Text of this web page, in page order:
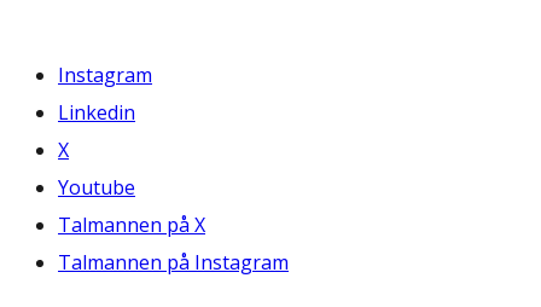
Instagram
Linkedin
X
Youtube
Talmannen på X
Talmannen på Instagram